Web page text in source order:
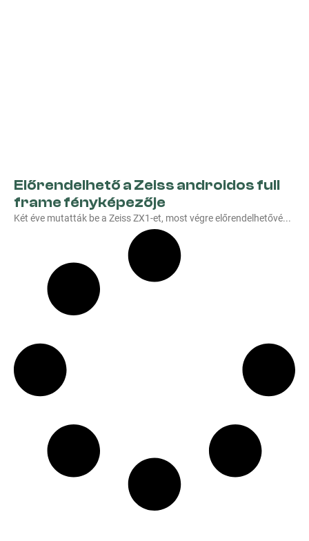
Előrendelhető a Zeiss androidos full
frame fényképezője
Két éve mutatták be a Zeiss ZX1-et, most végre előrendelhetővé